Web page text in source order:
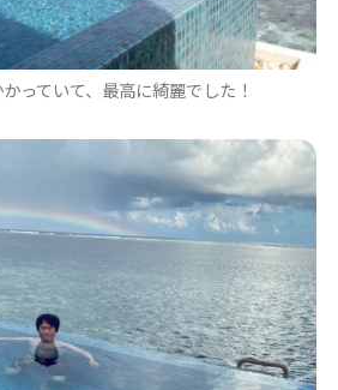
っていて、最高に綺麗でした！